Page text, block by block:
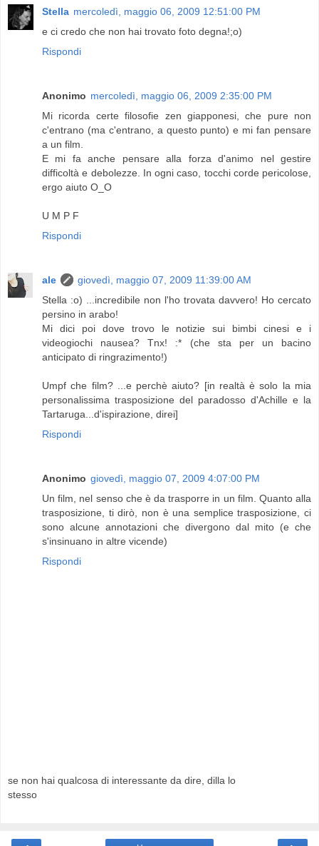
Stella mercoledì, maggio 06, 2009 12:51:00 PM
e ci credo che non hai trovato foto degna!;o)
Rispondi
Anonimo mercoledì, maggio 06, 2009 2:35:00 PM
Mi ricorda certe filosofie zen giapponesi, che pure non
c'entrano (ma c'entrano, a questo punto) e mi fan pensare
a un film.
E mi fa anche pensare alla forza d'animo nel gestire
difficoltà e debolezze. In ogni caso, tocchi corde pericolose,
ergo aiuto O_O
U M P F
Rispondi
ale
giovedì, maggio 07, 2009 11:39:00 AM
Stella :o) ...incredibile non l'ho trovata davvero! Ho cercato
persino in arabo!
Mi dici poi dove trovo le notizie sui bimbi cinesi e i
videogiochi nausea? Tnx! :* (che sta per un bacino
anticipato di ringrazimento!)
Umpf che film? ...e perchè aiuto? [in realtà è solo la mia
personalissima trasposizione del paradosso d'Achille e la
Tartaruga...d'ispirazione, direi]
Rispondi
Anonimo giovedì, maggio 07, 2009 4:07:00 PM
Un film, nel senso che è da trasporre in un film. Quanto alla
trasposizione, ti dirò, non è una semplice trasposizione, ci
sono alcune annotazioni che divergono dal mito (e che
s'insinuano in altre vicende)
Rispondi
se non hai qualcosa di interessante da dire, dilla lo
stesso